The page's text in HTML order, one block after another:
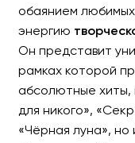
обаянием любимых
энергию
Он представит
рамках которой
абсолютные хиты,
для никого»,
«Чёрная луна»,